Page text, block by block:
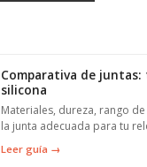
Comparativa de
silicona
Materiales, dureza, rango
la junta adecuada para tu
Leer guía →